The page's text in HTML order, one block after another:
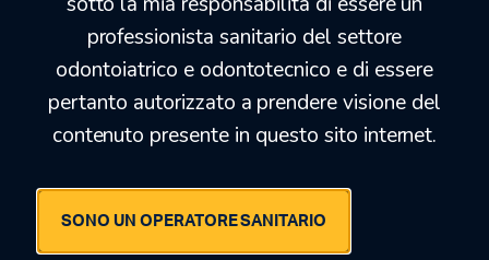
31,00€ 72,00€
-31% -16%
professionista sanitario del settore
odontoiatrico e odontotecnico e di essere
pertanto autorizzato a prendere visione del
contenuto presente in questo sito internet.
SONO UN OPERATORE SANITARIO